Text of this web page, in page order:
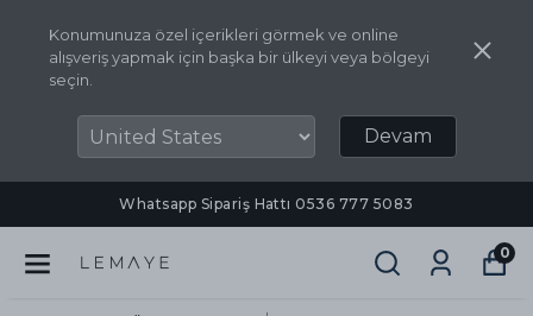
Konumunuza özel içerikleri görmek ve online
alışveriş yapmak için başka bir ülkeyi veya bölgeyi
seçin.
Devam
Whatsapp Sipariş Hattı ‪0536 777 5083‬
0